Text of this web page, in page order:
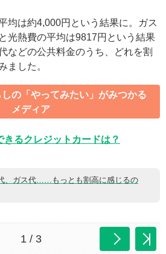
均は約4,000円という結果に。ガス
光熱費の平均は9817円という結果
などの公共料金のうち、どれを割
ました。
の「やってみたい」がみつかる
メディア
るクレジットカードは？
、ガス代……もっとも割高に感じるの
1 / 3